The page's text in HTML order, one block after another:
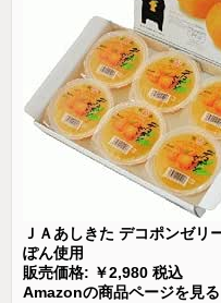
ＪＡあしきた デコポンゼリ
ぽん使用
販売価格: ￥2,980 税込
Amazonの商品ページを見